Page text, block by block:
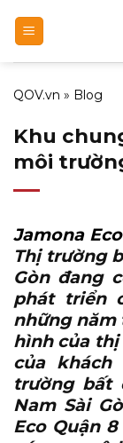
qua
nội
dung
QOV.vn » Blog
Khu
môi
Jamona
Thị trường
Gòn đang
phát triển
những năm
hình của thị
của
trường bất
Nam Sài
Eco Quận